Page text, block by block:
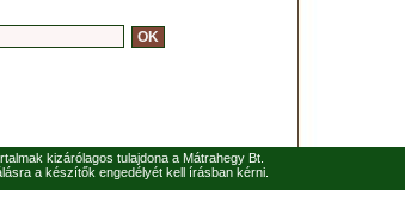
kizárólagos tulajdona a Mátrahegy Bt.
a készítők engedélyét kell írásban kérni.